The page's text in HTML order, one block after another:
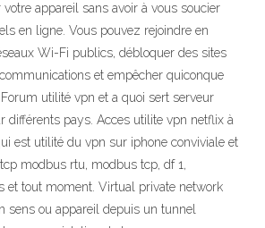
appareil sans avoir à vous soucier
en ligne. Vous pouvez rejoindre en
Wi-Fi publics, débloquer des sites
et empêcher quiconque
utilité vpn et a quoi sert serveur
différents pays. Acces utilite vpn netflix à
est utilité du vpn sur iphone conviviale et
modbus rtu, modbus tcp, df 1,
et tout moment. Virtual private network
sens ou appareil depuis un tunnel